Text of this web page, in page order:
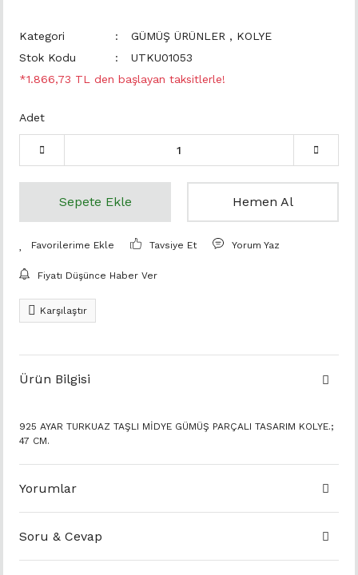
Kategori GÜMÜŞ ÜRÜNLER , KOLYE
Stok Kodu
UTKU01053
*1.866,73 TL den başlayan taksitlerle!
Adet
Sepete Ekle Hemen Al
Tavsiye Et Yorum Yaz
Fiyatı Düşünce Haber Ver
Karşılaştır
Ürün Bilgisi
925 AYAR TURKUAZ TAŞLI MİDYE GÜMÜŞ PARÇALI TASARIM KOLYE.;
47 CM.
Yorumlar
Soru & Cevap